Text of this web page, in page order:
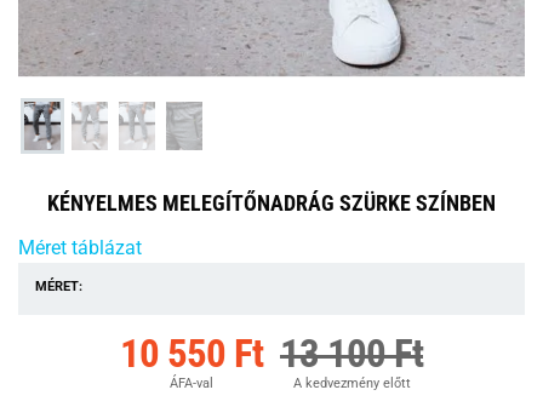
KÉNYELMES MELEGÍTŐNADRÁG SZÜRKE SZÍNBEN
Méret táblázat
MÉRET:
10 550 Ft
ÁFA-val
13 100 Ft
A kedvezmény előtt